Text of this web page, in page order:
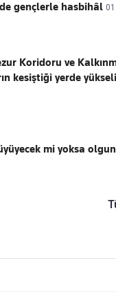
gençlerle hasbihâl
Koridoru ve
kesiştiği yerde
mi yoksa